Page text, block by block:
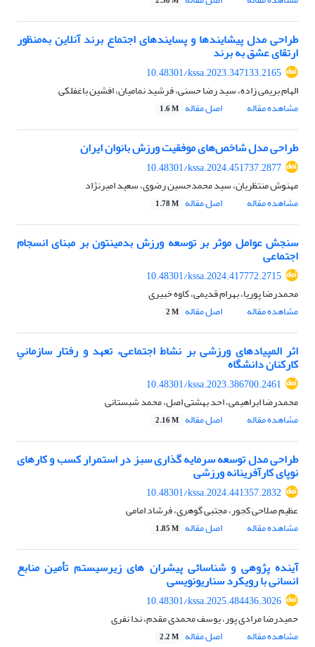
طراحی مدل پیشایندها و پسایندهای اجتماع برند آنلاین به‌منظور
ارتقای عشق به برند
10.48301/kssa.2023.347133.2165
الهام بریمی زاده، سید رضا حسنی، فرشید نمامیان، افشین باغفلکی
مشاهده مقاله
اصل مقاله 1.6 M
طراحی مدل شاخص‌های موفقیت ورزش بانوان ایران
10.48301/kssa.2024.451737.2877
مهنوش منتظریان، سید محمدحسین رضوی، سعید امیرنژاد
مشاهده مقاله
اصل مقاله 1.78 M
سنجش عوامل موثر بر توسعه ورزش بدمینتون بر مبنای انسجام
اجتماعی
10.48301/kssa.2024.417772.2715
محمدرضا پوریا، بهرام قدیمی، کاوه خبیری
مشاهده مقاله
اصل مقاله 2 M
اثر المپیادهای ورزشی بر نشاط اجتماعی، تعهد و رفتار سازمانیِ
کارکنان دانشگاه
10.48301/kssa.2023.386700.2461
محمدرضا ابراهیمی، احد بهشتی اصل، محمد شبستانی
مشاهده مقاله
اصل مقاله 2.16 M
طراحی مدل توسعه سرمایه گذاری سبز در استمرار کسب و کارهای
نوپای کارآفرینانه ورزشی
10.48301/kssa.2024.441357.2832
عظیم صلاحی کجور، مجتبی گوهری، فرشاد امامی
مشاهده مقاله
اصل مقاله 1.85 M
آینده پژوهی و شناسائی پیشران های زیرسیستم تأمین منابع
انسانی با رویکرد سناریونویسی
10.48301/kssa.2025.484436.3026
حمیدرضا مرادی پور، یوسف محمدی مقدم، ندا نفری
مشاهده مقاله
اصل مقاله 2.2 M